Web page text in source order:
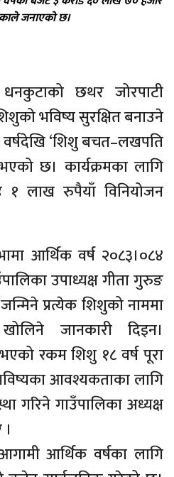
जनाएको छ।
धनकुटाको छथर जोरपाटी
भविष्य सुरक्षित बनाउने
‘शिशु बचत–लखपति
छ। कार्यक्रमका लागि
१ लाख रुपैयाँ विनियोजन
आर्थिक वर्ष २०८३।०८४
उपाध्यक्ष गीता गुरुङ
प्रत्येक शिशुको नाममा
जानकारी दिइन।
रकम शिशु १८ वर्ष पूरा
आवश्यकताका लागि
गरिने गाउँपालिका अध्यक्ष
आर्थिक वर्षका लागि